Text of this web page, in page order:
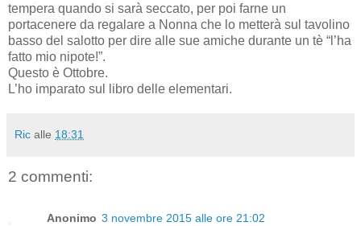
tempera quando si sarà seccato, per poi farne un
portacenere da regalare a Nonna che lo metterà sul tavolino
basso del salotto per dire alle sue amiche durante un tè “l’ha
fatto mio nipote!”.
Questo è Ottobre.
L’ho imparato sul libro delle elementari.
Ric alle 18:31
2 commenti:
Anonimo 3 novembre 2015 alle ore 21:02